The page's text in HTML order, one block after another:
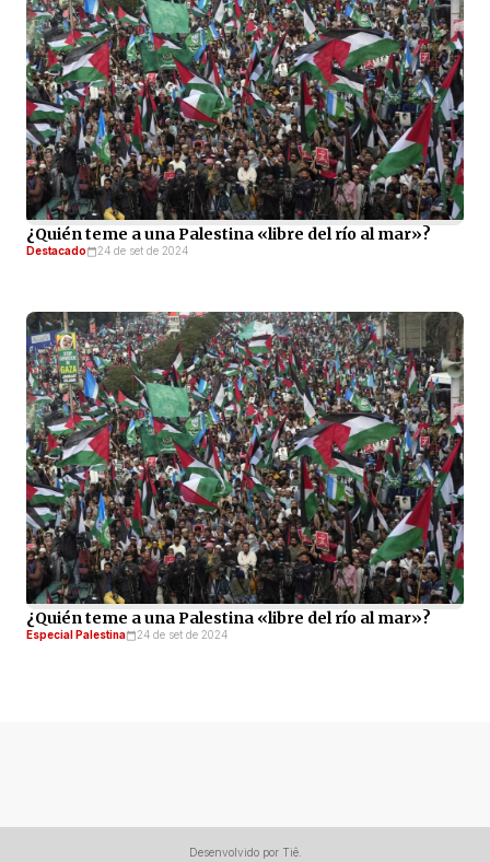
¿Quién teme a una Palestina «libre del río al mar»?
Destacado 24 de set de 2024
¿Quién teme a una Palestina «libre del río al mar»?
Especial Palestina 24 de set de 2024
Desenvolvido por Tiê.